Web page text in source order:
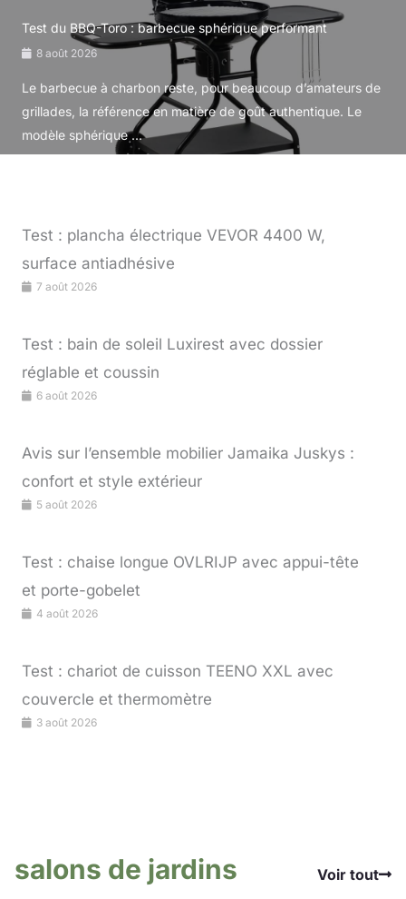
Test du BBQ-Toro : barbecue sphérique performant
8 août 2026
Le barbecue à charbon reste, pour beaucoup d’amateurs de
grillades, la référence en matière de goût authentique. Le
modèle sphérique ...
Test : plancha électrique VEVOR 4400 W,
surface antiadhésive
7 août 2026
Test : bain de soleil Luxirest avec dossier
réglable et coussin
6 août 2026
Avis sur l’ensemble mobilier Jamaika Juskys :
confort et style extérieur
5 août 2026
Test : chaise longue OVLRIJP avec appui-tête
et porte-gobelet
4 août 2026
Test : chariot de cuisson TEENO XXL avec
couvercle et thermomètre
3 août 2026
salons de jardins Voir tout